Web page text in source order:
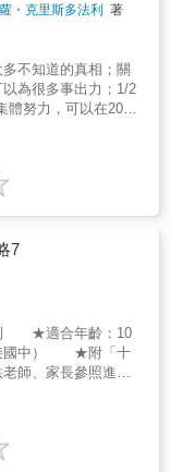
・克里斯多法利 著
不知道的真相；關
為很多事出力；1/2
體努力，可以在2070
2℃的惡劣環境，邀
遷的10個誤解，透
確認識氣候變遷的
2 氣溫升高 2 ℃，
年還早得很，沒什
他人的錯？真相
相6 努力改變也沒
相7 放心，科技會拯
有錢人才需要擔心
力了？真相10 沒救
候變遷，不同人有
麼冷，哪裡有氣候暖
坐一次飛機，還好
呼籲，產生疑問——
7
★適合年齡：10
接國中） ★附「十
師、家長參照進
利略《海洋學校》
踏上一場知識與冒
易懂的問題探索